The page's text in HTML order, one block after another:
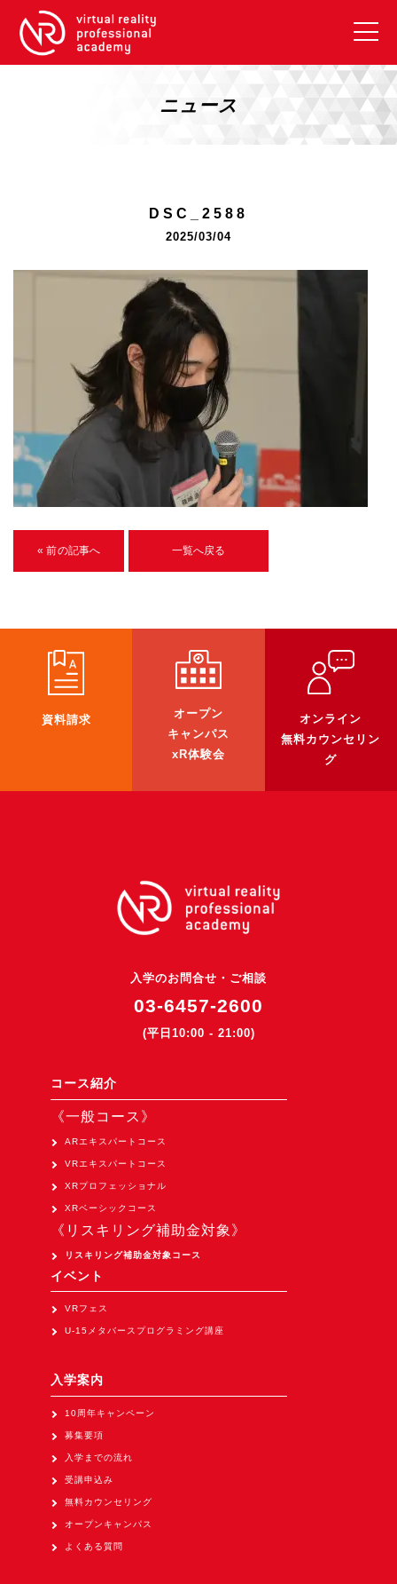
VRアカデミーとは
【2026年10月】ARエキスパートコース
【2026年10月】XRプロフェッショナル
《リスキリング補助金コース》
リスキリング補助金対象コース説明
《SDGs》
U-15メタバースプログラミング講座
入学案内
受講生紹介
イベント
ブログ
企業向け
《3DGS》
3DGSスキャンサービス
《最新プロダクト》
超体験★販促システム『XR Showcase Hub』2025年4月発売
バーチャルイベントプラットフォーム『MetaLiveStage』2025年
3D空間キャプチャーアプリ『Qoocan』
製造現場を革新する！『XR Worksupport Hub』開発中
>XR Museum『Artlogue』開発中
《企業研修》
Unity研修
HoloLens 2 アプリ開発研修
《研究会》
XRビジネスフォーラム
（1/8～10東京ビッグサイト）に出展。
Tsumiki Community Day 2026
（5/27～28 秋葉原UDX）に出展。
《求人》
ニュース
DSC_2588
2025/03/04
« 前の記事へ 一覧へ戻る
資料請求
オープン
キャンパス
xR体験会
オンライン
無料カウンセリン
グ
入学のお問合せ・ご相談
03-6457-2600
(平日10:00 - 21:00)
コース紹介
《一般コース》
ARエキスパートコース
VRエキスパートコース
XRプロフェッショナル
XRベーシックコース
《リスキリング補助金対象》
リスキリング補助金対象コース
イベント
VRフェス
U-15メタバースプログラミング講座
入学案内
10周年キャンペーン
募集要項
入学までの流れ
受講申込み
無料カウンセリング
オープンキャンパス
よくある質問